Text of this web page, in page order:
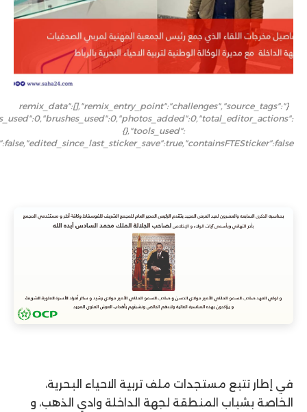
{"remix_data":[],"remix_entry_point":"challenges","source_tags":
{},"tools_used":
في إطار تتبع مستجدات ملف تربية الاحياء البحرية،
الخاصة بشباب المنطقة لجهة الداخلة وادي الذهب، و